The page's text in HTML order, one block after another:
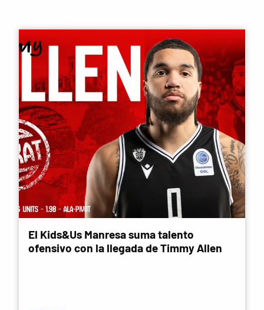
El Kids&Us Manresa suma talento
ofensivo con la llegada de Timmy Allen